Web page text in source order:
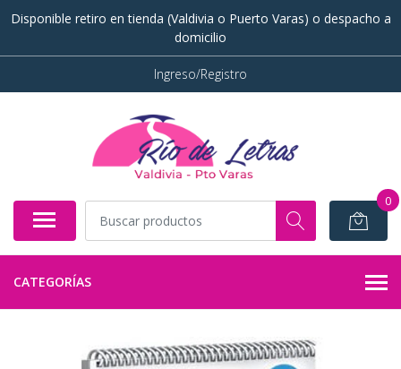
Disponible retiro en tienda (Valdivia o Puerto Varas) o despacho a
domicilio
Ingreso/Registro
0
CATEGORÍAS